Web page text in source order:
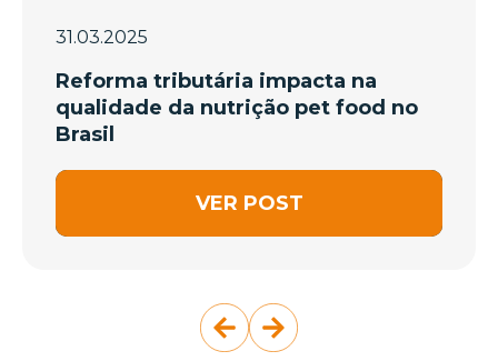
31.03.2025
Reforma tributária impacta na
qualidade da nutrição pet food no
Brasil
VER POST